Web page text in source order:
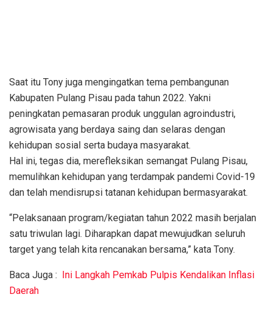
Saat itu Tony juga mengingatkan tema pembangunan
Kabupaten Pulang Pisau pada tahun 2022. Yakni
peningkatan pemasaran produk unggulan agroindustri,
agrowisata yang berdaya saing dan selaras dengan
kehidupan sosial serta budaya masyarakat.
Hal ini, tegas dia, merefleksikan semangat Pulang Pisau,
memulihkan kehidupan yang terdampak pandemi Covid-19
dan telah mendisrupsi tatanan kehidupan bermasyarakat.
“Pelaksanaan program/kegiatan tahun 2022 masih berjalan
satu triwulan lagi. Diharapkan dapat mewujudkan seluruh
target yang telah kita rencanakan bersama,” kata Tony.
Baca Juga : Ini Langkah Pemkab Pulpis Kendalikan Inflasi
Daerah